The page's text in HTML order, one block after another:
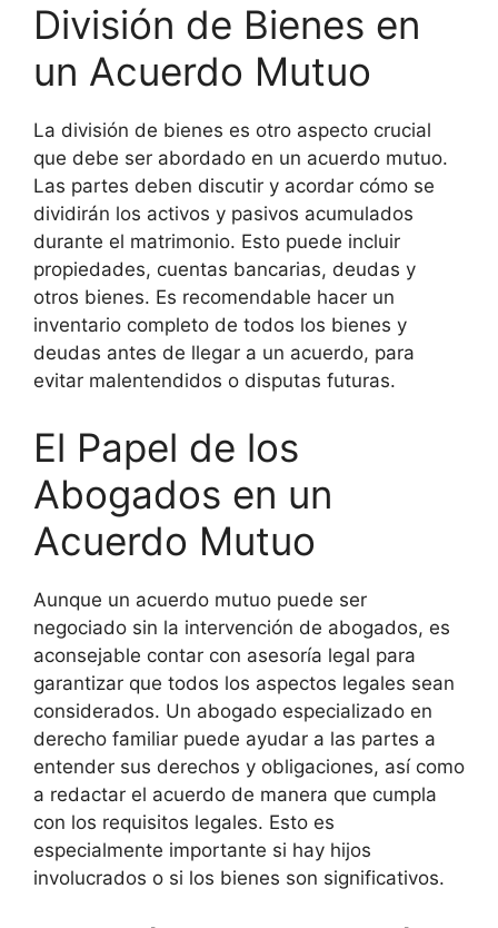
División de Bienes en
un Acuerdo Mutuo
La división de bienes es otro aspecto crucial
que debe ser abordado en un acuerdo mutuo.
Las partes deben discutir y acordar cómo se
dividirán los activos y pasivos acumulados
durante el matrimonio. Esto puede incluir
propiedades, cuentas bancarias, deudas y
otros bienes. Es recomendable hacer un
inventario completo de todos los bienes y
deudas antes de llegar a un acuerdo, para
evitar malentendidos o disputas futuras.
El Papel de los
Abogados en un
Acuerdo Mutuo
Aunque un acuerdo mutuo puede ser
negociado sin la intervención de abogados, es
aconsejable contar con asesoría legal para
garantizar que todos los aspectos legales sean
considerados. Un abogado especializado en
derecho familiar puede ayudar a las partes a
entender sus derechos y obligaciones, así como
a redactar el acuerdo de manera que cumpla
con los requisitos legales. Esto es
especialmente importante si hay hijos
involucrados o si los bienes son significativos.